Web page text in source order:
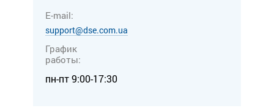
E-mail:
support@dse.com.ua
График
работы:
пн-пт 9:00-17:30